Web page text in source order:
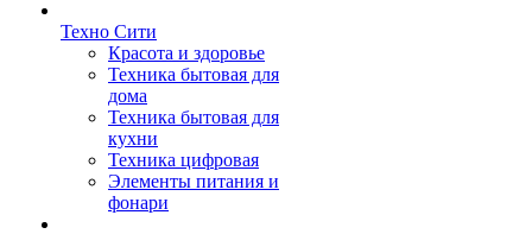
Техно Сити
Красота и здоровье
Техника бытовая для
дома
Техника бытовая для
кухни
Техника цифровая
Элементы питания и
фонари